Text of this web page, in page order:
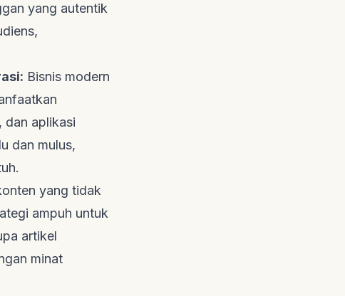
yang autentik
Bisnis modern
, dan aplikasi
dan mulus,
yang tidak
ampuh untuk
artikel
minat